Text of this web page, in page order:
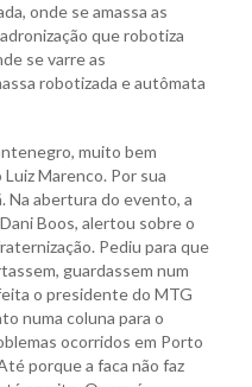
onde se amassa as
que robotiza
se varre as
robotizada e autômata
muito bem
Marenco. Por sua
Na abertura do evento, a
Boos, alertou sobre o
Pediu para que
guardassem num
o presidente do MTG
numa coluna para o
ocorridos em Porto
porque a faca não faz